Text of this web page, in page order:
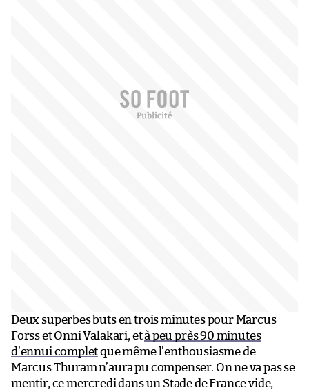
Deux superbes buts en trois minutes pour Marcus
Forss et Onni Valakari, età peu près 90 minutes
d’ennui completque même l’enthousiasme de
Marcus Thuram n’aura pu compenser. On ne va pas se
mentir, ce mercredi dans un Stade de France vide,